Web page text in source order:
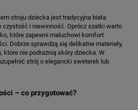
stroju dziecka jest tradycyjna biała
czystość i niewinność. Oprócz szatki warto
które zapewni maluchowi komfort
Dobrze sprawdzą się delikatne materiały,
które nie podrażnią skóry dziecka. W
strój o elegancki sweterek lub
– co przygotować?